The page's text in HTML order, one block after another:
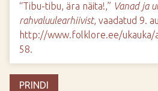
“Tibu-tibu, ära näita!,” Vanad ja
rahvaluulearhiivist, vaadatud 9.
http://www.folklore.ee/ukauka/
58.
PRINDI